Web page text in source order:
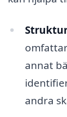
annat
andra